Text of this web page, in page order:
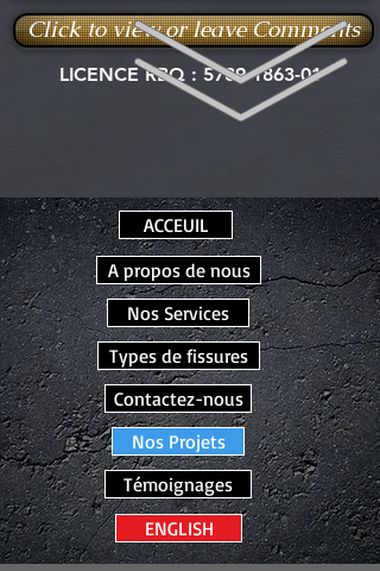
Click to view or leave Comments
LICENCE RBQ : 5789-1863-01
ACCEUIL
A propos de nous
Nos Services
Types de fissures
Contactez-nous
Nos Projets
Témoignages
ENGLISH